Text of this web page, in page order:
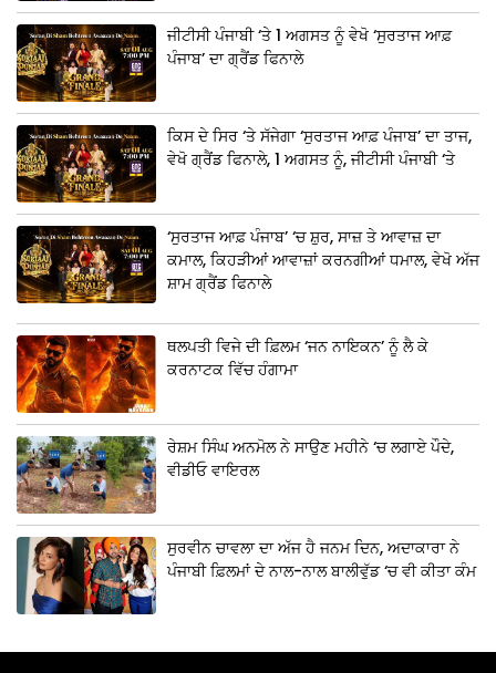
ਜੀਟੀਸੀ ਪੰਜਾਬੀ ‘ਤੇ 1 ਅਗਸਤ ਨੂੰ ਵੇਖੋ ‘ਸੁਰਤਾਜ ਆਫ਼
ਪੰਜਾਬ’ ਦਾ ਗ੍ਰੈਂਡ ਫਿਨਾਲੇ
ਕਿਸ ਦੇ ਸਿਰ ‘ਤੇ ਸੱਜੇਗਾ ‘ਸੁਰਤਾਜ ਆਫ਼ ਪੰਜਾਬ’ ਦਾ ਤਾਜ,
ਵੇਖੋ ਗ੍ਰੈਂਡ ਫਿਨਾਲੇ, 1 ਅਗਸਤ ਨੂੰ, ਜੀਟੀਸੀ ਪੰਜਾਬੀ ‘ਤੇ
‘ਸੁਰਤਾਜ ਆਫ਼ ਪੰਜਾਬ’ ‘ਚ ਸ਼ੁਰ, ਸਾਜ਼ ਤੇ ਆਵਾਜ਼ ਦਾ
ਕਮਾਲ, ਕਿਹੜੀਆਂ ਆਵਾਜ਼ਾਂ ਕਰਨਗੀਆਂ ਧਮਾਲ, ਵੇਖੋ ਅੱਜ
ਸ਼ਾਮ ਗ੍ਰੈਂਡ ਫਿਨਾਲੇ
ਥਲਪਤੀ ਵਿਜੇ ਦੀ ਫ਼ਿਲਮ ‘ਜਨ ਨਾਇਕਨ’ ਨੂੰ ਲੈ ਕੇ
ਕਰਨਾਟਕ ਵਿੱਚ ਹੰਗਾਮਾ
ਰੇਸ਼ਮ ਸਿੰਘ ਅਨਮੋਲ ਨੇ ਸਾਉਣ ਮਹੀਨੇ ‘ਚ ਲਗਾਏ ਪੌਦੇ,
ਵੀਡੀਓ ਵਾਇਰਲ
ਸੁਰਵੀਨ ਚਾਵਲਾ ਦਾ ਅੱਜ ਹੈ ਜਨਮ ਦਿਨ, ਅਦਾਕਾਰਾ ਨੇ
ਪੰਜਾਬੀ ਫ਼ਿਲਮਾਂ ਦੇ ਨਾਲ-ਨਾਲ ਬਾਲੀਵੁੱਡ ‘ਚ ਵੀ ਕੀਤਾ ਕੰਮ